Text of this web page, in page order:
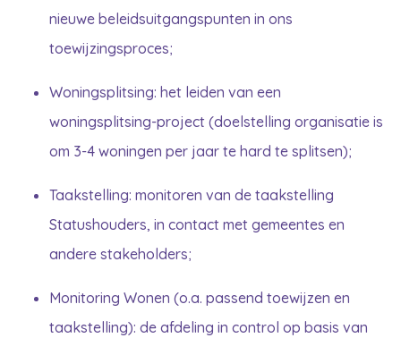
nieuwe beleidsuitgangspunten in ons
toewijzingsproces;
Woningsplitsing: het leiden van een
woningsplitsing-project (doelstelling organisatie is
om 3-4 woningen per jaar te hard te splitsen);
Taakstelling: monitoren van de taakstelling
Statushouders, in contact met gemeentes en
andere stakeholders;
Monitoring Wonen (o.a. passend toewijzen en
taakstelling): de afdeling in control op basis van